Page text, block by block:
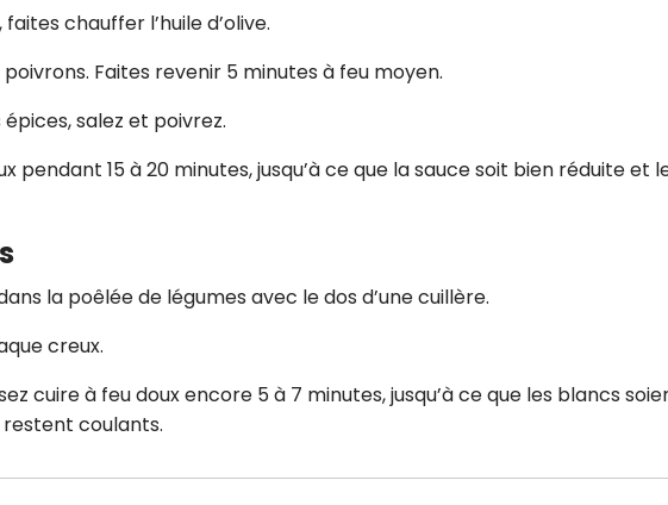
chauffer l’huile d’olive.
poivrons. Faites revenir 5 minutes à feu moyen.
salez et poivrez.
pendant 15 à 20 minutes, jusqu’à ce que la sauce soit bien réduite et
la poêlée de légumes avec le dos d’une cuillère.
creux.
cuire à feu doux encore 5 à 7 minutes, jusqu’à ce que les blancs
restent coulants.